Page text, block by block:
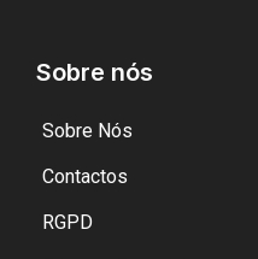
Sobre nós
Sobre Nós
Contactos
RGPD